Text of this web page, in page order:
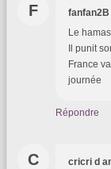
F fanfan2B
Le
Il punit
France
journée
Répondre
C cricri d